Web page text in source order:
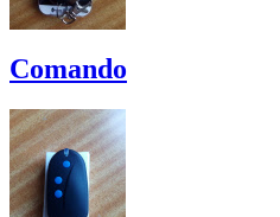
Comando